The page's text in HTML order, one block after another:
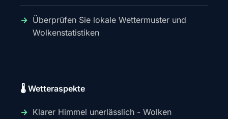
Überprüfen Sie lokale Wettermuster und
Wolkenstatistiken
🌡️ Wetteraspekte
Klarer Himmel unerlässlich - Wolken